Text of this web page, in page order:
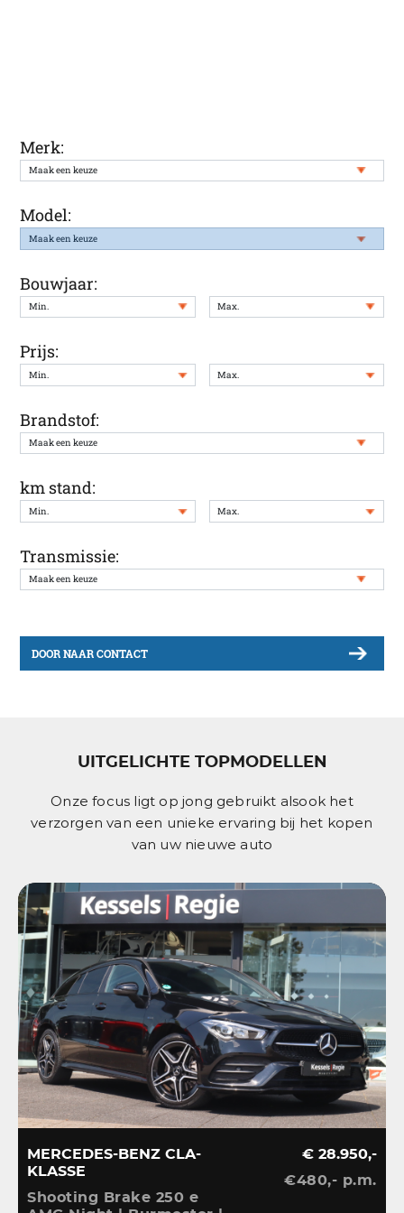
Merk:
Model:
Bouwjaar:
Prijs:
Brandstof:
km stand:
Transmissie:
DOOR NAAR CONTACT
UITGELICHTE TOPMODELLEN
Onze focus ligt op jong gebruikt alsook het
verzorgen van een unieke ervaring bij het kopen
van uw nieuwe auto
MERCEDES-BENZ CLA-
KLASSE
Shooting Brake 250 e
€ 28.950,-
€480,- p.m.